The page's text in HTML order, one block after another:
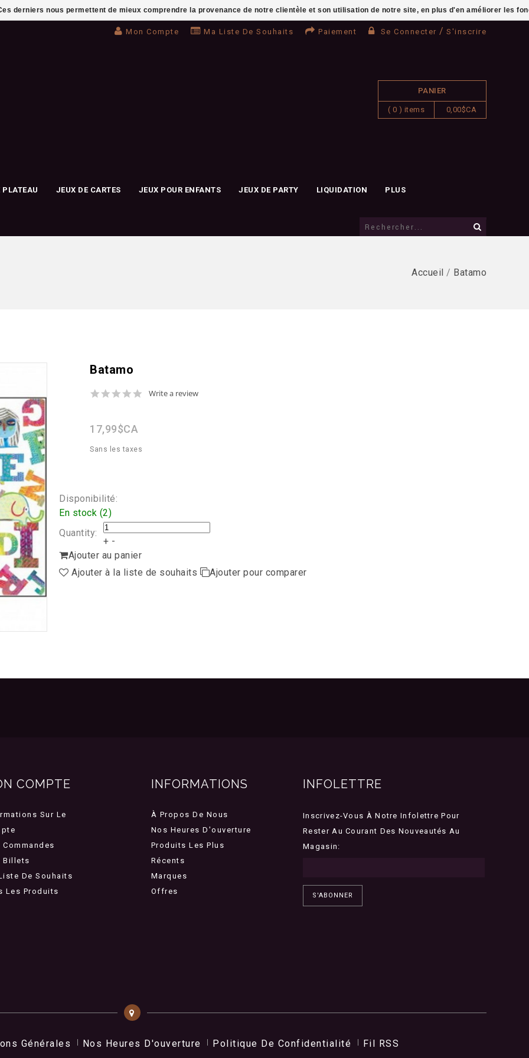
Mon Compte Ma Liste De Souhaits Paiement Se Connecter / S'inscrire
PANIER
( 0 ) items 0,00$CA
PLATEAU JEUX DE CARTES JEUX POUR ENFANTS JEUX DE PARTY LIQUIDATION PLUS
Accueil / Batamo
Batamo
0.0
Write a review
17,99$CA
Sans les taxes
Disponibilité:
En stock (2)
Quantity:
+ -
Ajouter au panier
Ajouter à la liste de souhaits
Ajouter pour comparer
COMPTE
Sur Le
Commandes
Billets
De Souhaits
Les Produits
INFORMATIONS
À Propos De Nous
Nos Heures D'ouverture
Produits Les Plus
Récents
Marques
Offres
INFOLETTRE
Inscrivez-Vous À Notre Infolettre Pour
Rester Au Courant Des Nouveautés Au
Magasin:
S'ABONNER
Générales Nos Heures D'ouverture Politique De Confidentialité Fil RSS
derniers nous permettent de mieux comprendre la provenance de notre clientèle et son utilisation de notre site, en plus d'en améliorer les